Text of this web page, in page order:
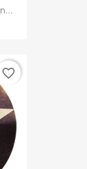
favorite_border